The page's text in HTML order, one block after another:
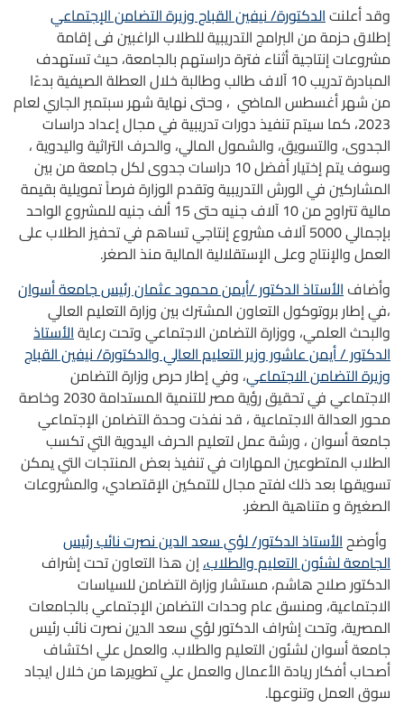
وقد أعلنتالدكتورة/ نيفين القباج وزيرة التضامن الإجتماعي
إطلاق حزمة من البرامج التدريبية للطلاب الراغبين فى إقامة
مشروعات إنتاجية أثناء فترة دراستهم بالجامعة، حيث تستهدف
المبادرة تدريب 10 آلاف طالب وطالبة خلال العطلة الصيفية بدءًا
من شهر أغسطس الماضي ، وحتى نهاية شهر سبتمبر الجاري لعام
2023، كما سيتم تنفيذ دورات تدريبية في مجال إعداد دراسات
الجدوى، والتسويق، والشمول المالي، والحرف التراثية واليدوية ،
وسوف يتم إختيار أفضل 10 دراسات جدوى لكل جامعة من بين
المشاركين في الورش التدريبية وتقدم الوزارة فرصاً تمويلية بقيمة
مالية تتراوح من 10 آلاف جنيه حتى 15 ألف جنيه للمشروع الواحد
بإجمالي 5000 آلاف مشروع إنتاجي تساهم في تحفيز الطلاب على
العمل والإنتاج وعلى الإستقلالية المالية منذ الصغر.
وأضافالأستاذ الدكتور /أيمن محمود عثمان رئيس جامعة أسوان
،في إطار بروتوكول التعاون المشترك بين وزارة التعليم العالي
والبحث العلمي، ووزارة التضامن الاجتماعي وتحت رعايةالأستاذ
الدكتور / أيمن عاشور وزير التعليم العالي والدكتورة/ نيفين القباج
وزيرة التضامن الاجتماعي، وفي إطار حرص وزارة التضامن
الاجتماعي في تحقيق رؤية مصر للتنمية المستدامة 2030 وخاصة
محور العدالة الاجتماعية ، قد نفذت وحدة التضامن الإجتماعي
جامعة أسوان ، ورشة عمل لتعليم الحرف اليدوية التي تكسب
الطلاب المتطوعين المهارات في تنفيذ بعض المنتجات التي يمكن
تسويقها بعد ذلك لفتح مجال للتمكين الإقتصادي، والمشروعات
الصغيرة و متناهية الصغر.
وأوضحالأستاذ الدكتور/ لؤي سعد الدين نصرت نائب رئيس
الجامعة لشئون التعليم والطلاب،إن هذا التعاون تحت إشراف
الدكتور صلاح هاشم، مستشار وزارة التضامن للسياسات
الاجتماعية، ومنسق عام وحدات التضامن الإجتماعي بالجامعات
المصرية، وتحت إشراف الدكتور لؤي سعد الدين نصرت نائب رئيس
جامعة أسوان لشئون التعليم والطلاب. والعمل علي اكتشاف
أصحاب أفكار ريادة الأعمال والعمل علي تطويرها من خلال ايجاد
سوق العمل وتنوعها.